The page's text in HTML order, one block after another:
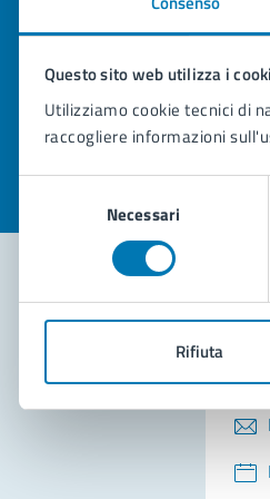
Questo sito web utilizza i
Utilizziamo cookie tecnici di
raccogliere informazioni
consenso
Necessari
Rifiuta